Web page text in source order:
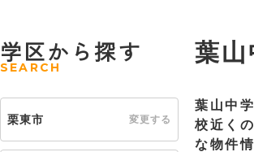
葉山
葉山中
校近く
な物件
学区から探す
SEARCH
栗東市 変更する